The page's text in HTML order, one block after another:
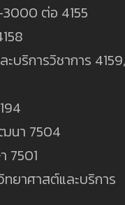
ต่อ 4155
ะบริการวิชาการ 4159,
นา 7504
7501
ทยาศาสต์และบริการ